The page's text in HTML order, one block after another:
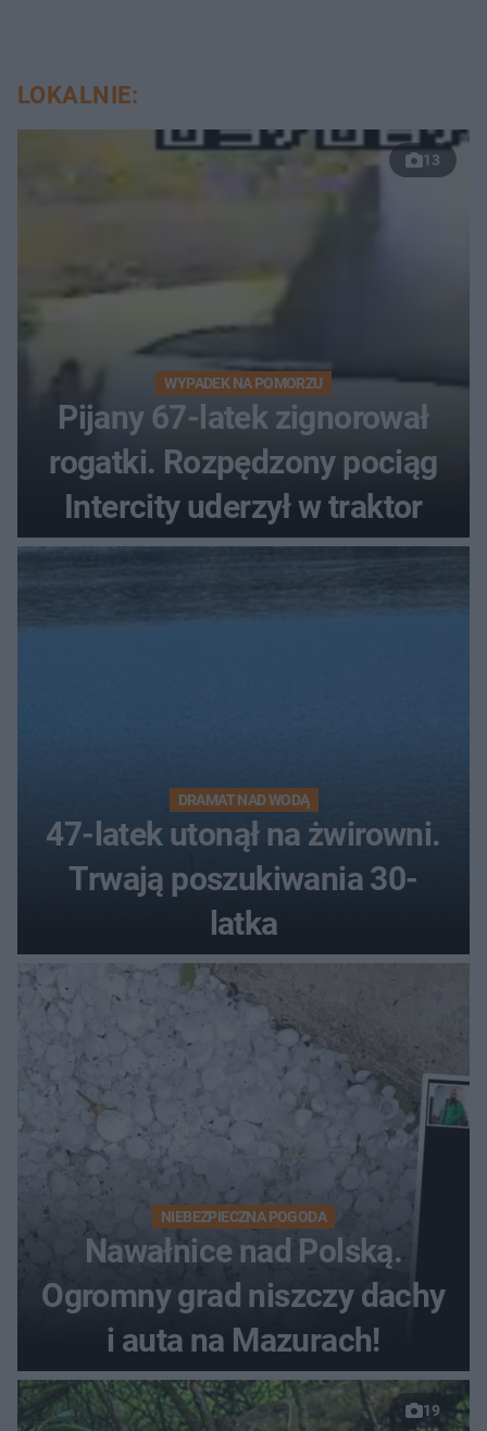
LOKALNIE:
13
WYPADEK NA POMORZU
Pijany 67-latek zignorował
rogatki. Rozpędzony pociąg
Intercity uderzył w traktor
DRAMAT NAD WODĄ
47-latek utonął na żwirowni.
Trwają poszukiwania 30-
latka
NIEBEZPIECZNA POGODA
Nawałnice nad Polską.
Ogromny grad niszczy dachy
i auta na Mazurach!
19